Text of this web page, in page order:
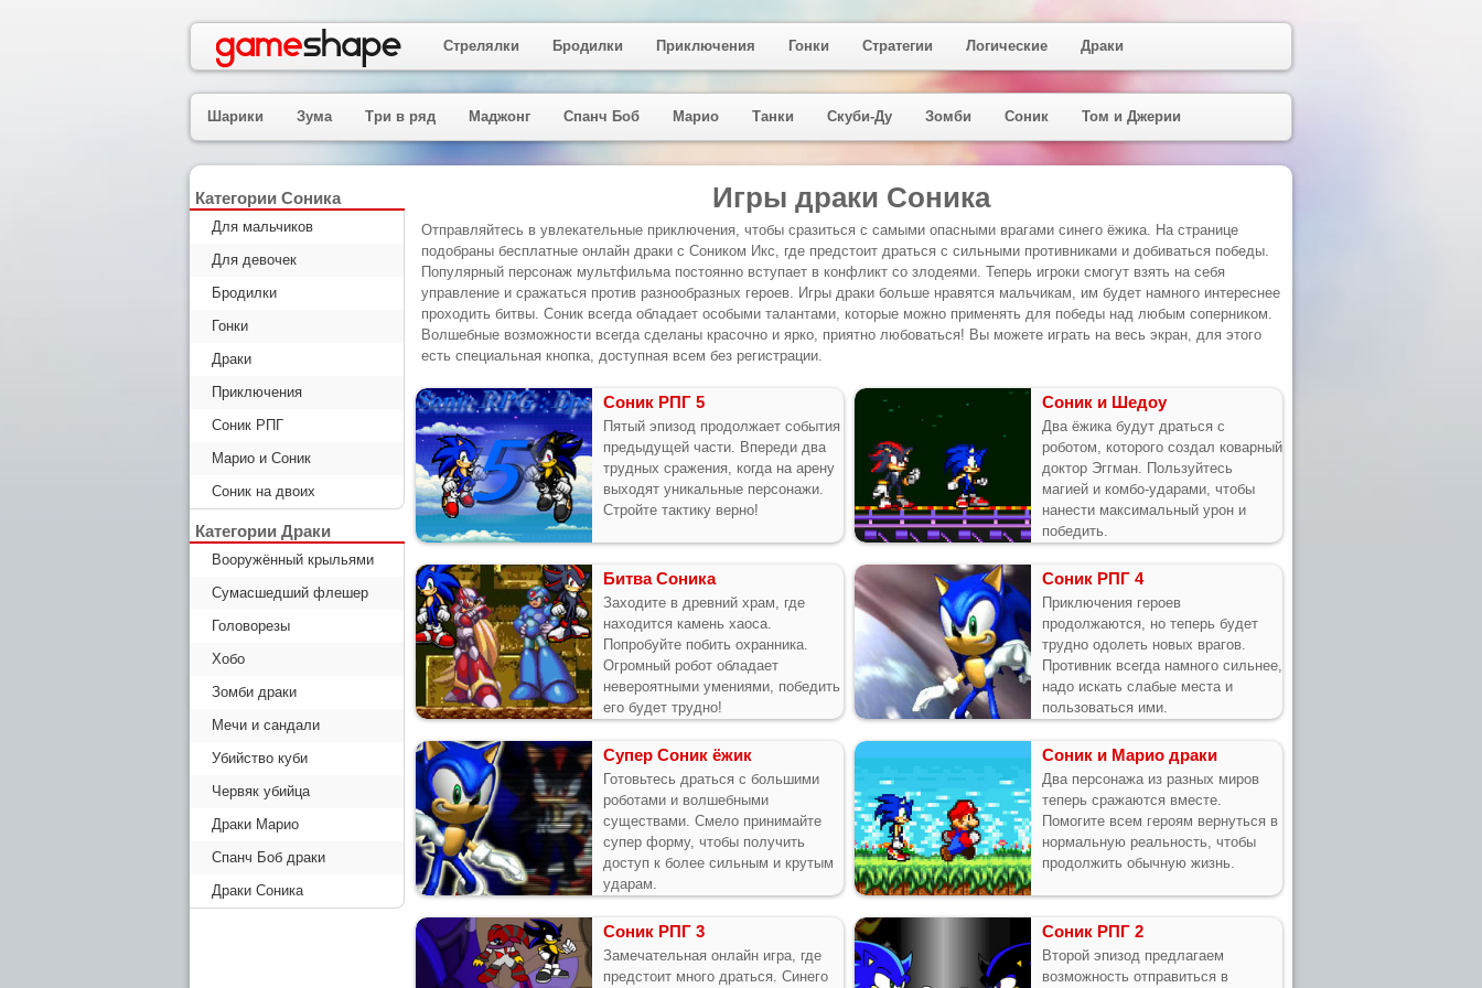
Игры драки Соника
Отправляйтесь в увлекательные приключения, чтобы сразиться с самыми опасными врагами синего ёжика. На странице
подобраны бесплатные онлайн драки с Соником Икс, где предстоит драться с сильными противниками и добиваться победы.
Популярный персонаж мультфильма постоянно вступает в конфликт со злодеями. Теперь игроки смогут взять на себя
управление и сражаться против разнообразных героев. Игры драки больше нравятся мальчикам, им будет намного интереснее
проходить битвы. Соник всегда обладает особыми талантами, которые можно применять для победы над любым соперником.
Волшебные возможности всегда сделаны красочно и ярко, приятно любоваться! Вы можете играть на весь экран, для этого
есть специальная кнопка, доступная всем без регистрации.
Соник РПГ 5
Пятый эпизод продолжает события
предыдущей части. Впереди два
трудных сражения, когда на арену
выходят уникальные персонажи.
Стройте тактику верно!
Соник и Шедоу
Два ёжика будут драться с
роботом, которого создал коварный
доктор Эггман. Пользуйтесь
магией и комбо-ударами, чтобы
нанести максимальный урон и
победить.
Битва Соника
Заходите в древний храм, где
находится камень хаоса.
Попробуйте побить охранника.
Огромный робот обладает
невероятными умениями, победить
его будет трудно!
Соник РПГ 4
Приключения героев
продолжаются, но теперь будет
трудно одолеть новых врагов.
Противник всегда намного сильнее,
надо искать слабые места и
пользоваться ими.
Супер Соник ёжик
Готовьтесь драться с большими
роботами и волшебными
существами. Смело принимайте
супер форму, чтобы получить
доступ к более сильным и крутым
ударам.
Соник и Марио драки
Два персонажа из разных миров
теперь сражаются вместе.
Помогите всем героям вернуться в
нормальную реальность, чтобы
продолжить обычную жизнь.
Соник РПГ 3
Замечательная онлайн игра, где
предстоит много драться. Синего
Соник РПГ 2
Второй эпизод предлагаем
возможность отправиться в
Категории Соника
Для мальчиков
Для девочек
Бродилки
Гонки
Драки
Приключения
Соник РПГ
Марио и Соник
Соник на двоих
Категории Драки
Вооружённый крыльями
Сумасшедший флешер
Головорезы
Хобо
Зомби драки
Мечи и сандали
Убийство куби
Червяк убийца
Драки Марио
Спанч Боб драки
Драки Соника
Стрелялки Бродилки Приключения Гонки Стратегии Логические Драки
Шарики Зума Три в ряд Маджонг Спанч Боб Марио Танки Скуби-Ду Зомби Соник Том и Джерии